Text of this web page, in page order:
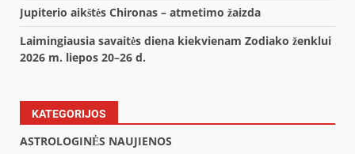
Jupiterio aikštės Chironas – atmetimo žaizda
Laimingiausia savaitės diena kiekvienam Zodiako ženklui
2026 m. liepos 20–26 d.
KATEGORIJOS
ASTROLOGINĖS NAUJIENOS